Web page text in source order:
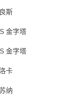
斯
金字塔
金字塔
卡
纳